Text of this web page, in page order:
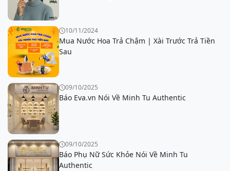
10/11/2024
Mua Nước Hoa Trả Chậm | Xài Trước Trả Tiền
Sau
09/10/2025
Báo Eva.vn Nói Về Minh Tu Authentic
09/10/2025
Báo Phụ Nữ Sức Khỏe Nói Về Minh Tu
Authentic